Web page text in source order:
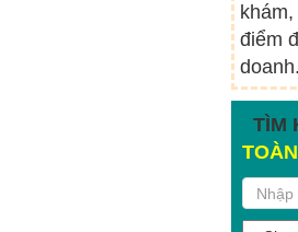
điểm
TÌM